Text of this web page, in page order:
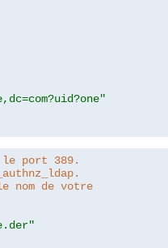
le port 389.
nom de votre